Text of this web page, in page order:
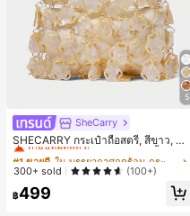
5
SheCarry
SHECARRY กระเป๋าถือสตรี, สีขาว, แฟ
ชั่น, สง่างาม, วันหยุด, งานปาร์ตี้
#1 ขายดี
เกือบหมดแล้ว!
#1 ขายดี
เกือบหมดแล้ว!
#1 ขายดี
เกือบหมดแล้ว!
#1 ขายดี
ใน บรรยากาศฤดูร้อน กระเป๋าหูหิ้วด้านบนผู้หญิง
เกือบหมดแล้ว!
300+ sold (100+)
฿499